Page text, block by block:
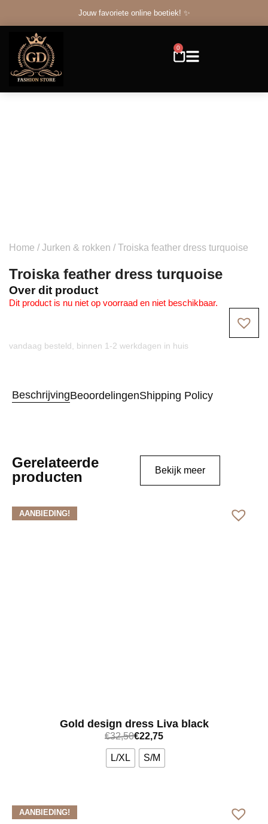
Jouw favoriete online boetiek! ✨
0
Home /Jurken & rokken / Troiska feather dress turquoise
Troiska feather dress turquoise
Over dit product
Dit product is nu niet op voorraad en niet beschikbaar.
vandaag besteld, binnen 1-2 werkdagen in huis
BeschrijvingBeoordelingenShipping Policy
Gerelateerde
producten
Bekijk meer
AANBIEDING!
Gold design dress Liva black
€32,50€22,75
L/XL S/M
AANBIEDING!